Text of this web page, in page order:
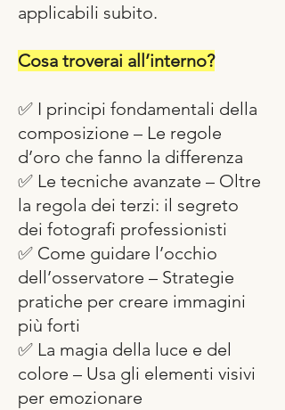
applicabili subito.
Cosa troverai all’interno?
✅ I principi fondamentali della
composizione – Le regole
d’oro che fanno la differenza
✅ Le tecniche avanzate – Oltre
la regola dei terzi: il segreto
dei fotografi professionisti
✅ Come guidare l’occhio
dell’osservatore – Strategie
pratiche per creare immagini
più forti
✅ La magia della luce e del
colore – Usa gli elementi visivi
per emozionare